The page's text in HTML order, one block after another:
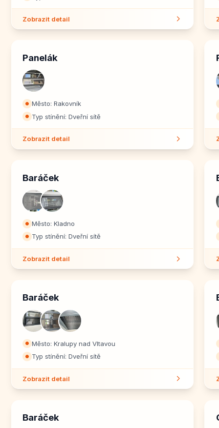
Zobrazit detail
Panelák
⏺ Město: Rakovník
⏺ Typ stínění: Dveřní sítě
Zobrazit detail
Baráček
⏺ Město: Kladno
⏺ Typ stínění: Dveřní sítě
Zobrazit detail
Baráček
⏺ Město: Kralupy nad Vltavou
⏺ Typ stínění: Dveřní sítě
Zobrazit detail
Baráček